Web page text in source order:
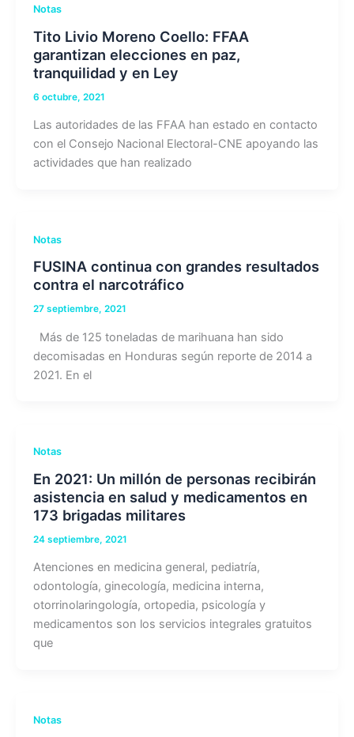
Notas
Tito Livio Moreno Coello: FFAA
garantizan elecciones en paz,
tranquilidad y en Ley
6 octubre, 2021
Las autoridades de las FFAA han estado en contacto
con el Consejo Nacional Electoral-CNE apoyando las
actividades que han realizado
Notas
FUSINA continua con grandes resultados
contra el narcotráfico
27 septiembre, 2021
Más de 125 toneladas de marihuana han sido
decomisadas en Honduras según reporte de 2014 a
2021. En el
Notas
En 2021: Un millón de personas recibirán
asistencia en salud y medicamentos en
173 brigadas militares
24 septiembre, 2021
Atenciones en medicina general, pediatría,
odontología, ginecología, medicina interna,
otorrinolaringología, ortopedia, psicología y
medicamentos son los servicios integrales gratuitos
que
Notas